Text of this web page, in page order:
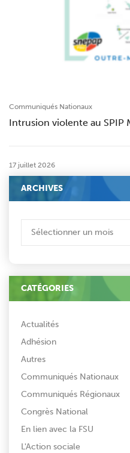
Communiqués Nationaux
Intrusion violente au SPIP
17 juillet 2026
ARCHIVES
CATÉGORIES
Actualités
Adhésion
Autres
Communiqués Nationaux
Communiqués Régionaux
Congrès National
En lien avec la FSU
L'Action sociale